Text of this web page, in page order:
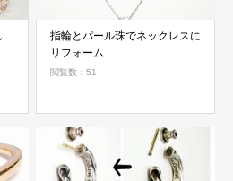
指輪とパール珠でネックレスに
リフォーム
閲覧数：51